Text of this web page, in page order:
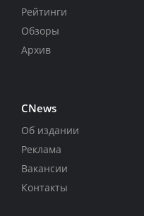
Рейтинги
Обзоры
Архив
CNews
Об издании
Реклама
Вакансии
Контакты